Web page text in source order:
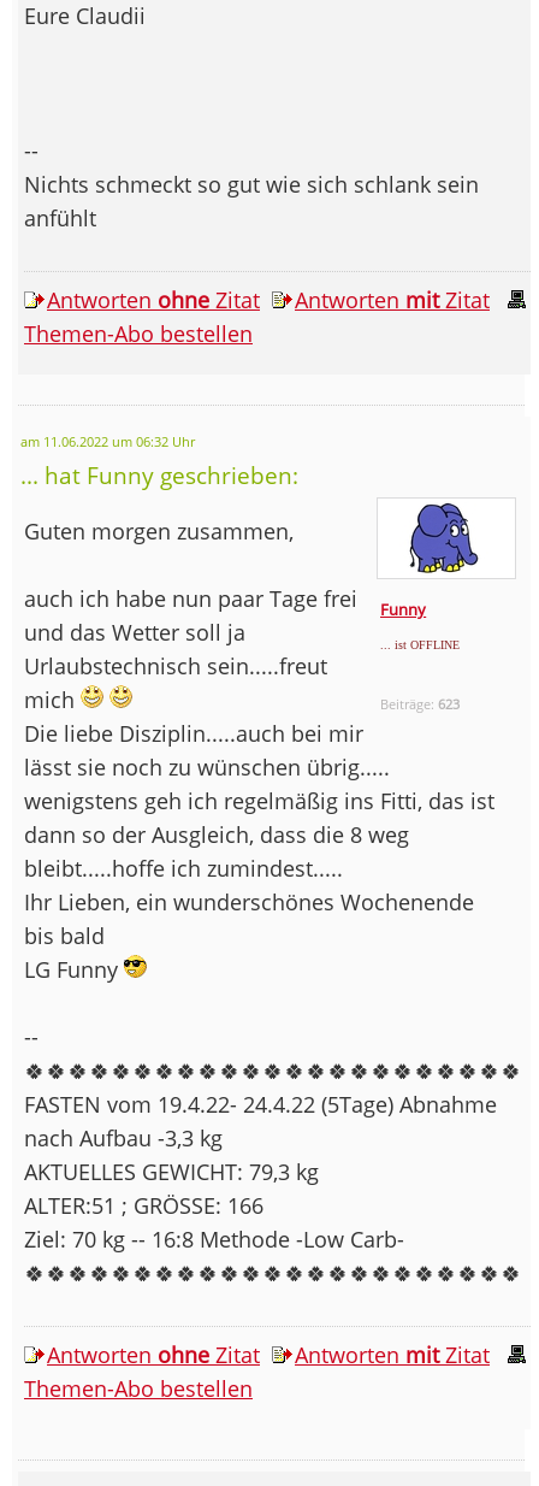
Eure Claudii
--
Nichts schmeckt so gut wie sich schlank sein
anfühlt
Antworten ohne Zitat Antworten mitZitat
Themen-Abo bestellen
am 11.06.2022 um 06:32 Uhr
... hat Funny geschrieben:
Funny
... ist OFFLINE
Beiträge:623
Guten morgen zusammen,
auch ich habe nun paar Tage frei
und das Wetter soll ja
Urlaubstechnisch sein.....freut
mich
Die liebe Disziplin.....auch bei mir
lässt sie noch zu wünschen übrig.....
wenigstens geh ich regelmäßig ins Fitti, das ist
dann so der Ausgleich, dass die 8 weg
bleibt.....hoffe ich zumindest.....
Ihr Lieben, ein wunderschönes Wochenende
bis bald
LG Funny
--
🍀🍀🍀🍀🍀🍀🍀🍀🍀🍀🍀🍀🍀🍀🍀🍀🍀🍀🍀🍀🍀🍀🍀
FASTEN vom 19.4.22- 24.4.22 (5Tage) Abnahme
nach Aufbau -3,3 kg
AKTUELLES GEWICHT: 79,3 kg
ALTER:51 ; GRÖSSE: 166
Ziel: 70 kg -- 16:8 Methode -Low Carb-
🍀🍀🍀🍀🍀🍀🍀🍀🍀🍀🍀🍀🍀🍀🍀🍀🍀🍀🍀🍀🍀🍀🍀
Antworten ohne Zitat Antworten mitZitat
Themen-Abo bestellen